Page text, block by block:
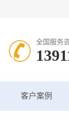
全国服务
客户案例